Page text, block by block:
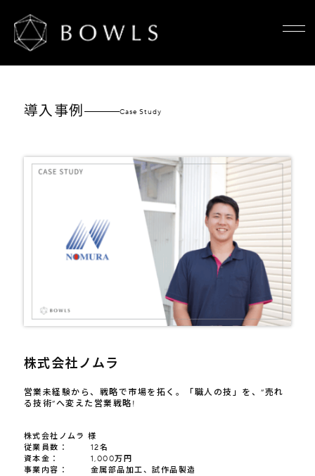
導入事例 Case Study
株式会社ノムラ
営業未経験から、戦略で市場を拓く。「職人の技」を、“売れ
る技術”へ変えた営業戦略!
株式会社ノムラ 様
従業員数：
12名
資本金：
1,000万円
事業内容：
金属部品加工、試作品製造